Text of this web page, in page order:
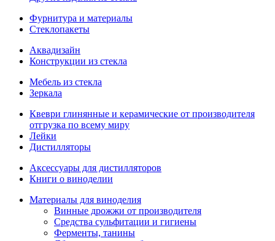
Фурнитура и материалы
Стеклопакеты
Аквадизайн
Конструкции из стекла
Мебель из стекла
Зеркала
Квеври глинянные и керамические от производителя
отгрузка по всему миру
Лейки
Дистилляторы
Аксессуары для дистилляторов
Книги о виноделии
Материалы для виноделия
Винные дрожжи от производителя
Средства сульфитации и гигиены
Ферменты, танины